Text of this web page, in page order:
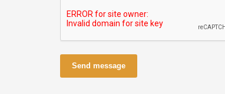
Send message